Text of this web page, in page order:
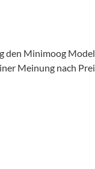
den Minimoog
Meinung nach